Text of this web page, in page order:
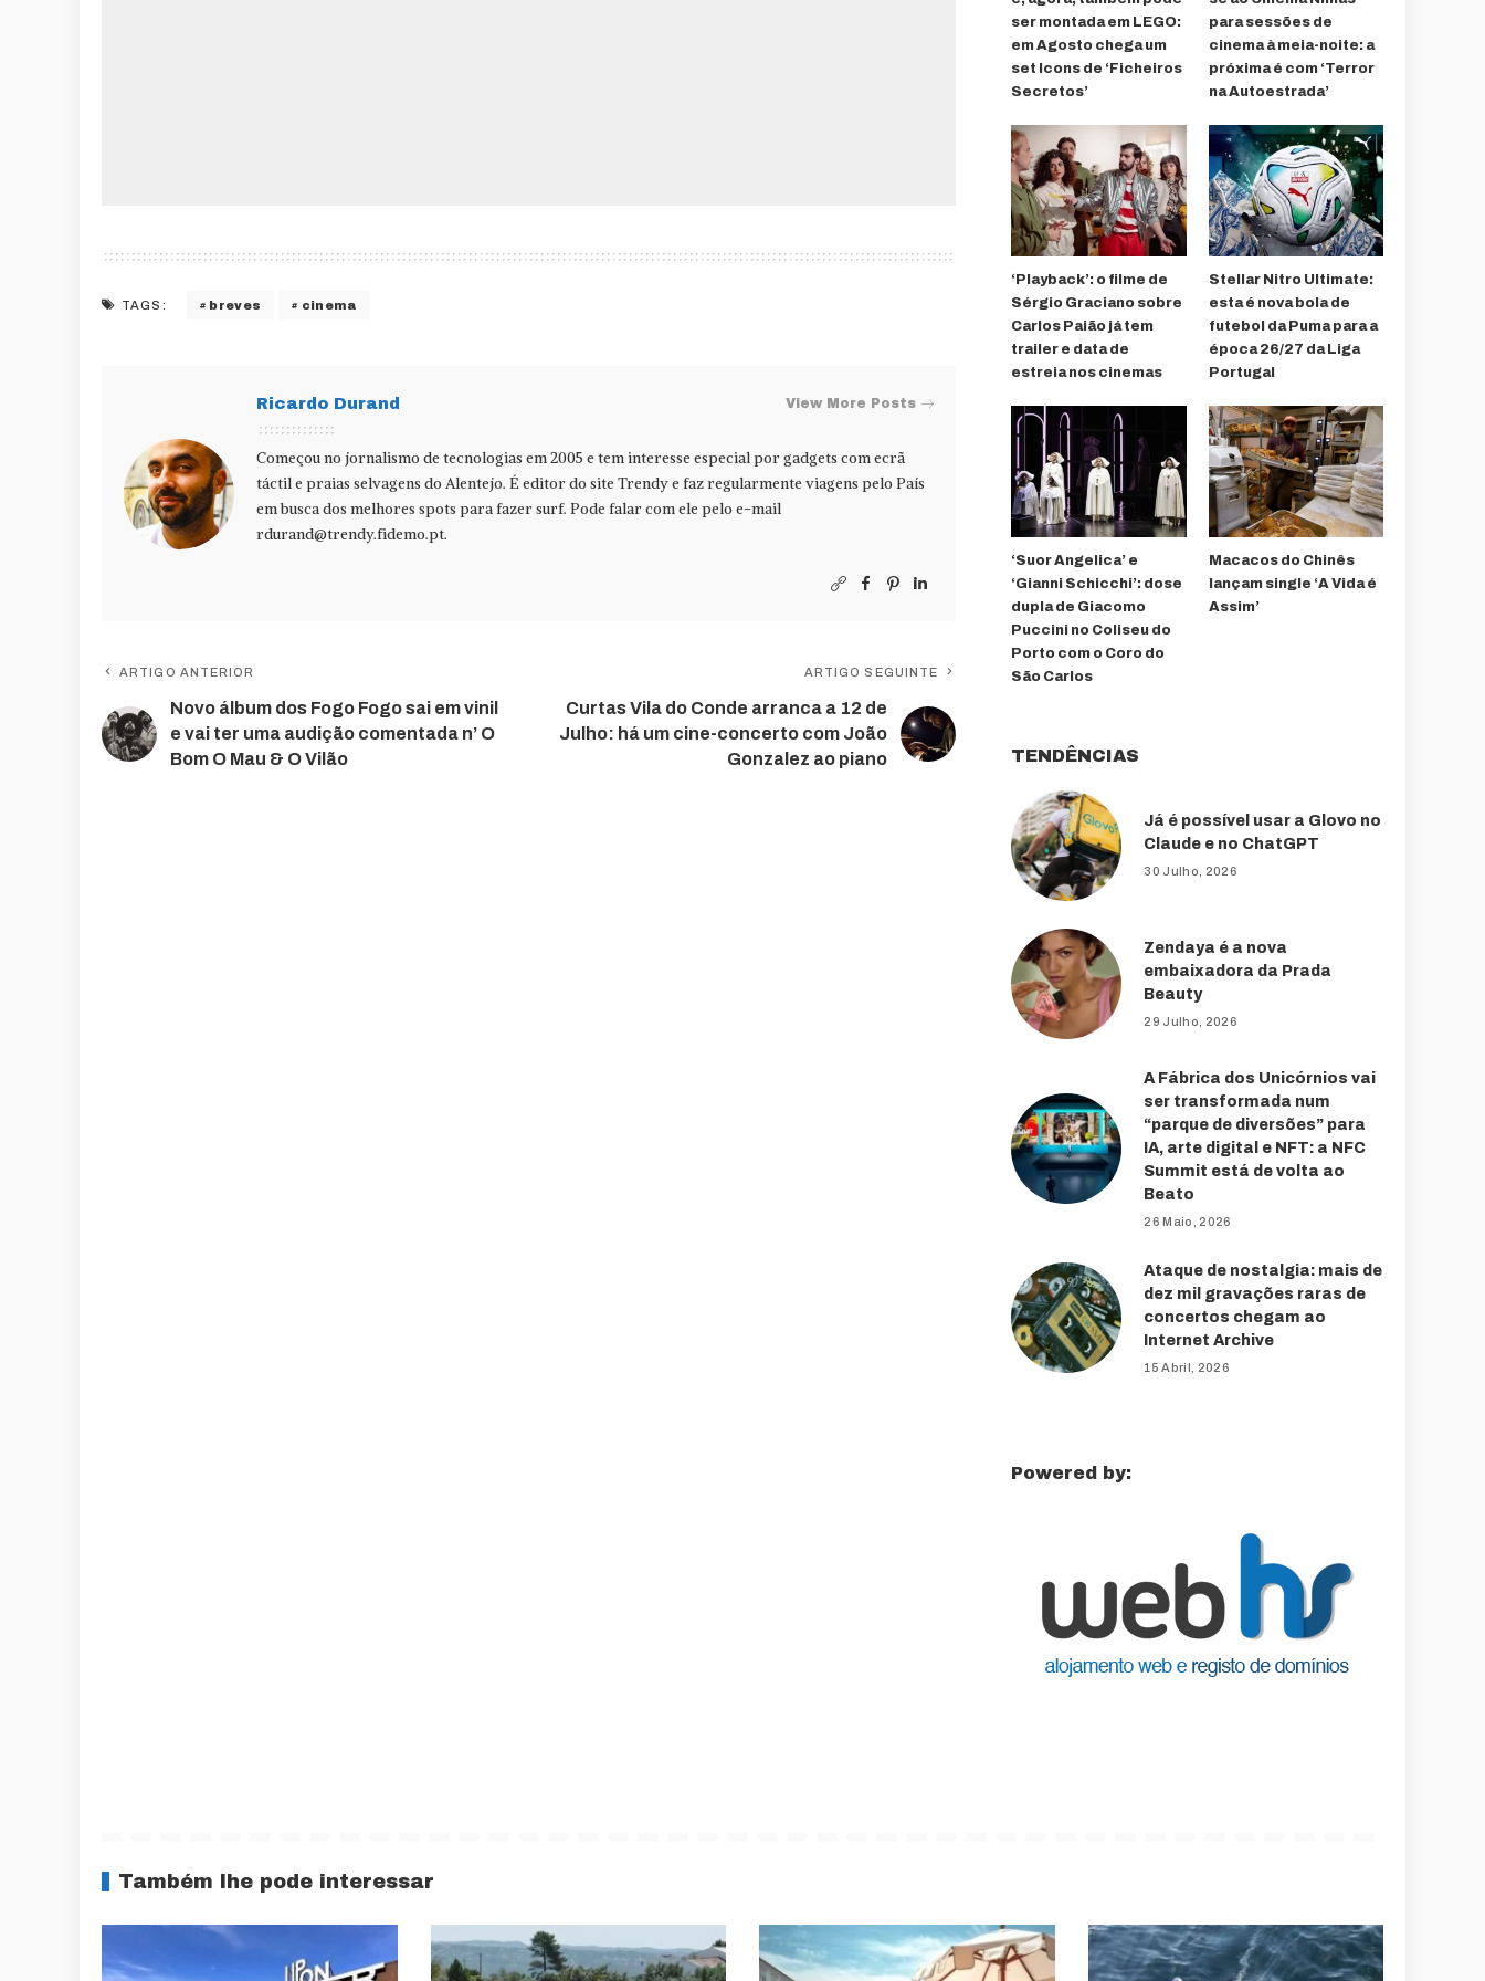
TAGS: breves cinema
Ricardo Durand View More Posts
Começou no jornalismo de tecnologias em 2005 e tem interesse especial por gadgets com ecrã
táctil e praias selvagens do Alentejo. É editor do site Trendy e faz regularmente viagens pelo País
em busca dos melhores spots para fazer surf. Pode falar com ele pelo e-mail
rdurand@trendy.fidemo.pt.
ARTIGO ANTERIOR
Novo álbum dos Fogo Fogo sai em vinil
e vai ter uma audição comentada n’ O
Bom O Mau & O Vilão
ARTIGO SEGUINTE
Curtas Vila do Conde arranca a 12 de
Julho: há um cine-concerto com João
Gonzalez ao piano
ser montada em LEGO:
em Agosto chega um
set Icons de ‘Ficheiros
Secretos’
para sessões de
cinema à meia-noite: a
próxima é com ‘Terror
na Autoestrada’
‘Playback’: o filme de
Sérgio Graciano sobre
Carlos Paião já tem
trailer e data de
estreia nos cinemas
Stellar Nitro Ultimate:
esta é nova bola de
futebol da Puma para a
época 26/27 da Liga
Portugal
‘Suor Angelica’ e
‘Gianni Schicchi’: dose
dupla de Giacomo
Puccini no Coliseu do
Porto com o Coro do
São Carlos
Macacos do Chinês
lançam single ‘A Vida é
Assim’
TENDÊNCIAS
Já é possível usar a Glovo no
Claude e no ChatGPT
30 Julho, 2026
Zendaya é a nova
embaixadora da Prada
Beauty
29 Julho, 2026
A Fábrica dos Unicórnios vai
ser transformada num
“parque de diversões” para
IA, arte digital e NFT: a NFC
Summit está de volta ao
Beato
26 Maio, 2026
Ataque de nostalgia: mais de
dez mil gravações raras de
concertos chegam ao
Internet Archive
15 Abril, 2026
Powered by:
Também lhe pode interessar